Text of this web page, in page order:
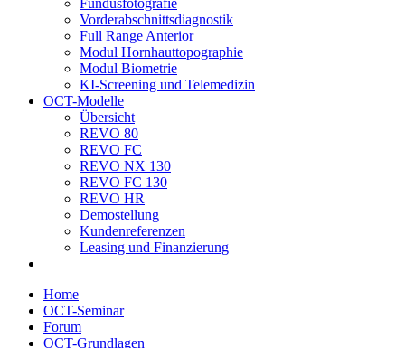
Fundusfotografie
Vorderabschnittsdiagnostik
Full Range Anterior
Modul Hornhauttopographie
Modul Biometrie
KI-Screening und Telemedizin
OCT-Modelle
Übersicht
REVO 80
REVO FC
REVO NX 130
REVO FC 130
REVO HR
Demostellung
Kundenreferenzen
Leasing und Finanzierung
Home
OCT-Seminar
Forum
OCT-Grundlagen